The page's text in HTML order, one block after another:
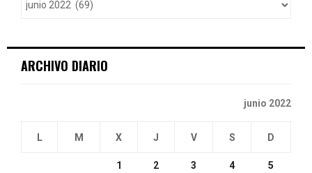
ARCHIVO DIARIO
junio 2022
L M X J V S D
1 2 3 4 5